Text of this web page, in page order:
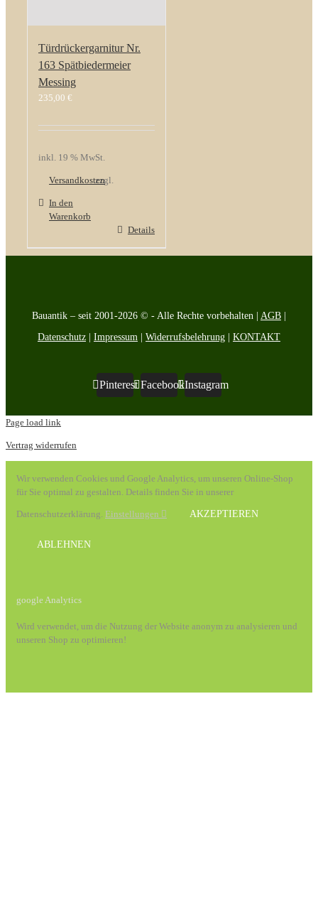
Türdrückergarnitur Nr.
163 Spätbiedermeier
Messing
235,00 €
inkl. 19 % MwSt.
zzgl.
Versandkosten
In den
Warenkorb
Details
Bauantik – seit 2001-2026 © - Alle Rechte vorbehalten | AGB
Datenschutz
Impressum Widerrufsbelehrung KONTAKT
Pinterest FacebookInstagram
Page load link
Vertrag widerrufen
Wir verwenden Cookies und Google Analytics, um unseren Online-Shop
für Sie optimal zu gestalten. Details finden Sie in unserer
Datenschutzerklärung. Einstellungen AKZEPTIEREN
ABLEHNEN
google Analytics
Wird verwendet, um die Nutzung der Website anonym zu analysieren und
unseren Shop zu optimieren!